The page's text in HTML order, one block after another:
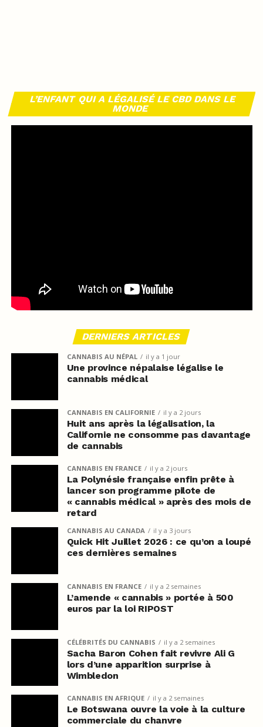
L’ENFANT QUI A LÉGALISÉ LE CBD DANS LE
MONDE
DERNIERS ARTICLES
CANNABIS AU NÉPAL il y a 1 jour
Une province népalaise légalise le
cannabis médical
CANNABIS EN CALIFORNIE il y a 2 jours
Huit ans après la légalisation, la
Californie ne consomme pas davantage
de cannabis
CANNABIS EN FRANCE il y a 2 jours
La Polynésie française enfin prête à
lancer son programme pilote de
« cannabis médical » après des mois de
retard
CANNABIS AU CANADA il y a 3 jours
Quick Hit Juillet 2026 : ce qu’on a loupé
ces dernières semaines
CANNABIS EN FRANCE il y a 2 semaines
L’amende « cannabis » portée à 500
euros par la loi RIPOST
CÉLÉBRITÉS DU CANNABIS il y a 2 semaines
Sacha Baron Cohen fait revivre Ali G
lors d’une apparition surprise à
Wimbledon
CANNABIS EN AFRIQUE il y a 2 semaines
Le Botswana ouvre la voie à la culture
commerciale du chanvre